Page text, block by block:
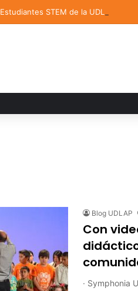
Estudiantes STEM de la UDLAP
Blog UDLAP
Con
· Symphonia